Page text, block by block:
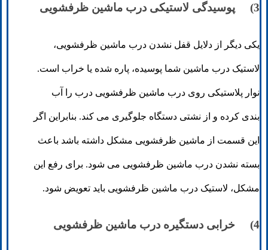
3) پوسیدگی لاستیکی درب ماشین ظرفشویی
یکی دیگر از دلایل قفل نشدن درب ماشین ظرفشویی،
لاستیک درب ماشین شما پوسیده، پاره شده یا خراب است.
نوار پلاستیکی روی درب ماشین ظرفشویی درب را آب
بندی کرده و از نشتی دستگاه جلوگیری می کند. بنابراین اگر
این قسمت از ماشین ظرفشویی مشکل داشته باشد باعث
بسته نشدن درب ماشین ظرفشویی می شود. برای رفع این
مشکل، لاستیک درب ماشین ظرفشویی باید تعویض شود.
4) خرابی دستگیره درب ماشین ظرفشویی